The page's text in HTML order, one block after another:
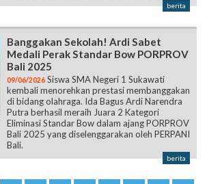
berita
Banggakan Sekolah! Ardi Sabet
Medali Perak Standar Bow PORPROV
Bali 2025
09/06/2026 Siswa SMA Negeri 1 Sukawati
kembali menorehkan prestasi membanggakan
di bidang olahraga. Ida Bagus Ardi Narendra
Putra berhasil meraih Juara 2 Kategori
Eliminasi Standar Bow dalam ajang PORPROV
Bali 2025 yang diselenggarakan oleh PERPANI
Bali.
berita